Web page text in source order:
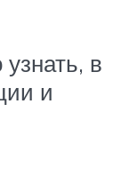
в
и